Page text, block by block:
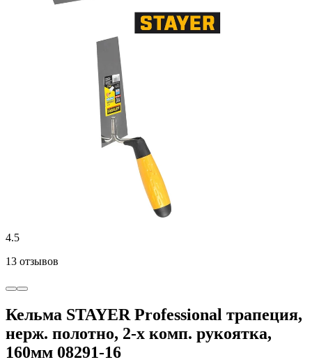
4.5
13 отзывов
Кельма STAYER Professional трапеция,
нерж. полотно, 2-х комп. рукоятка,
160мм 08291-16